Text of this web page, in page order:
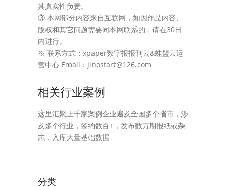
其真实性负责。
③ 本网部分内容来自互联网，如因作品内容、
版权和其它问题需要同本网联系的，请在30日
内进行。
※ 联系方式：xpaper数字报报刊云&蛙盟云运
营中心 Email：jinostart@126.com
相关行业案例
这里汇聚上千家案例企业遍及全国多个省市，涉
及多个行业，签约数百+，发布数万期报纸或杂
志，入库大量基础数据
分类